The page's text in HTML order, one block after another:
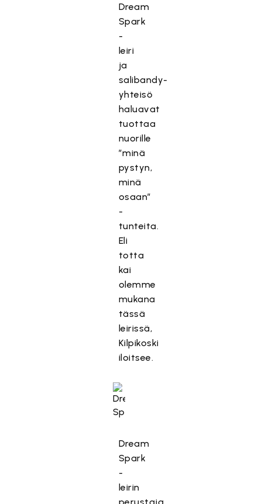
Dream
Spark
-
leiri
ja
salibandy-
yhteisö
haluavat
tuottaa
nuorille
”minä
pystyn,
minä
osaan”
-
tunteita.
Eli
totta
kai
olemme
mukana
tässä
leirissä,
Kilpikoski
iloitsee.
Dream
Spark
-
leirin